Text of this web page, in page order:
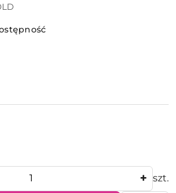
szt.